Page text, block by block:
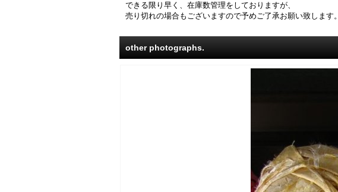
できる限り早く、在庫数管理をしておりますが、
売り切れの場合もございますので予めご了承お願い致します。
other photographs.